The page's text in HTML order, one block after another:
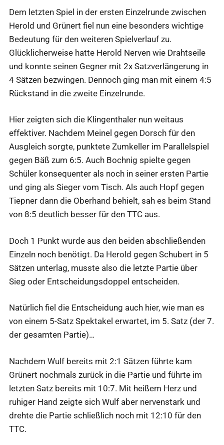
Dem letzten Spiel in der ersten Einzelrunde zwischen
Herold und Grünert fiel nun eine besonders wichtige
Bedeutung für den weiteren Spielverlauf zu.
Glücklicherweise hatte Herold Nerven wie Drahtseile
und konnte seinen Gegner mit 2x Satzverlängerung in
4 Sätzen bezwingen. Dennoch ging man mit einem 4:5
Rückstand in die zweite Einzelrunde.
Hier zeigten sich die Klingenthaler nun weitaus
effektiver. Nachdem Meinel gegen Dorsch für den
Ausgleich sorgte, punktete Zumkeller im Parallelspiel
gegen Bäß zum 6:5. Auch Bochnig spielte gegen
Schüler konsequenter als noch in seiner ersten Partie
und ging als Sieger vom Tisch. Als auch Hopf gegen
Tiepner dann die Oberhand behielt, sah es beim Stand
von 8:5 deutlich besser für den TTC aus.
Doch 1 Punkt wurde aus den beiden abschließenden
Einzeln noch benötigt. Da Herold gegen Schubert in 5
Sätzen unterlag, musste also die letzte Partie über
Sieg oder Entscheidungsdoppel entscheiden.
Natürlich fiel die Entscheidung auch hier, wie man es
von einem 5-Satz Spektakel erwartet, im 5. Satz (der 7.
der gesamten Partie)…
Nachdem Wulf bereits mit 2:1 Sätzen führte kam
Grünert nochmals zurück in die Partie und führte im
letzten Satz bereits mit 10:7. Mit heißem Herz und
ruhiger Hand zeigte sich Wulf aber nervenstark und
drehte die Partie schließlich noch mit 12:10 für den
TTC.